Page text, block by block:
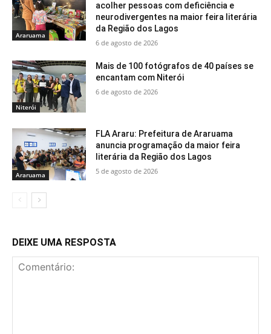
Araruama
acolher pessoas com deficiência e
neurodivergentes na maior feira literária
da Região dos Lagos
6 de agosto de 2026
Niterói
Mais de 100 fotógrafos de 40 países se
encantam com Niterói
6 de agosto de 2026
Araruama
FLA Araru: Prefeitura de Araruama
anuncia programação da maior feira
literária da Região dos Lagos
5 de agosto de 2026
DEIXE UMA RESPOSTA